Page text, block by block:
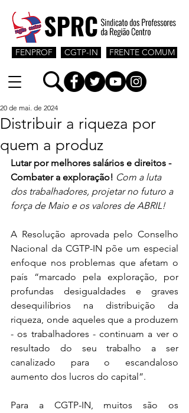
CGTP-IN
FENPROF FRENTE COMUM
Distribuir a riqueza por
quem a produz
20 de mai. de 2024
Lutar por melhores salários e direitos -
Combater a exploração! Com a luta
dos trabalhadores, projetar no futuro a
força de Maio e os valores de ABRIL!
A Resolução aprovada pelo Conselho
Nacional da CGTP-IN põe um especial
enfoque nos problemas que afetam o
país “marcado pela exploração, por
profundas desigualdades e graves
desequilíbrios na distribuição da
riqueza, onde aqueles que a produzem
- os trabalhadores - continuam a ver o
resultado do seu trabalho a ser
canalizado para o escandaloso
aumento dos lucros do capital”.
Para a CGTP-IN, muitos são os